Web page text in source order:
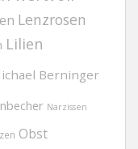
Lenzrosen
Lilien
Berninger
Narzissen
Obst